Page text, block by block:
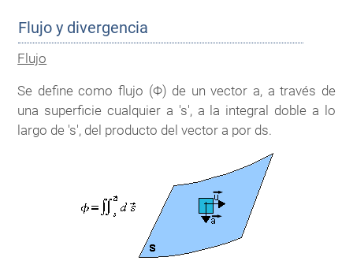
Flujo y divergencia
Flujo
Se define como flujo (Φ) de un vector a, a través de
una superficie cualquier a 's', a la integral doble a lo
largo de 's', del producto del vector a por ds.